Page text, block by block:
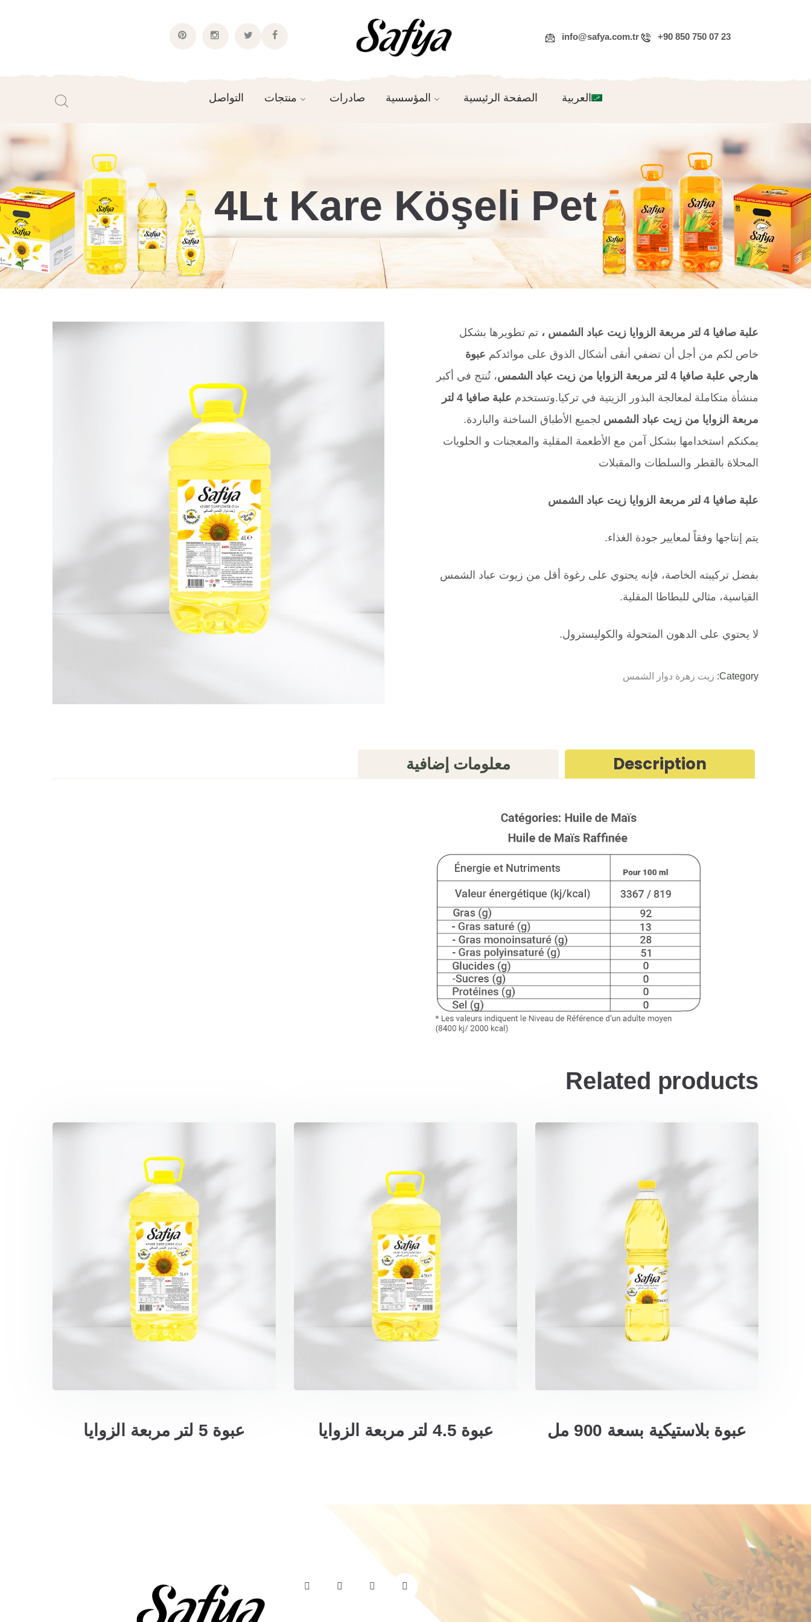
info@safya.com.tr +90 850 750 07 23
Facebook
Twitter
Instagram
Pinterest
التواصل منتجات صادرات المؤسسية الصفحة الرئيسية العربية
4Lt Kare Köşeli Pet
علبة صافيا 4 لتر مربعة الزوايا زيت عباد الشمس ، تم تطويرها بشكل
خاص لكم من أجل أن تضفي أنقى أشكال الذوق على موائدكم عبوة
هارجي علبة صافيا 4 لتر مربعة الزوايا من زيت عباد الشمس، تُنتج في أكبر
منشأة متكاملة لمعالجة البذور الزيتية في تركيا.وتستخدم علبة صافيا 4 لتر
مربعة الزوايا من زيت عباد الشمس لجميع الأطباق الساخنة والباردة.
يمكنكم استخدامها بشكل آمن مع الأطعمة المقلية والمعجنات و الحلويات
المحلاة بالقطر والسلطات والمقبلات
علبة صافيا 4 لتر مربعة الزوايا زيت عباد الشمس
يتم إنتاجها وفقاً لمعايير جودة الغذاء.
بفضل تركيبته الخاصة، فإنه يحتوي على رغوة أقل من زيوت عباد الشمس
القياسية، مثالي للبطاطا المقلية.
لا يحتوي على الدهون المتحولة والكوليسترول.
Category: زيت زهرة دوار الشمس
Description معلومات إضافية
Related products
عبوة 5 لتر مربعة الزوايا عبوة 4.5 لتر مربعة الزوايا عبوة بلاستيكية بسعة 900 مل